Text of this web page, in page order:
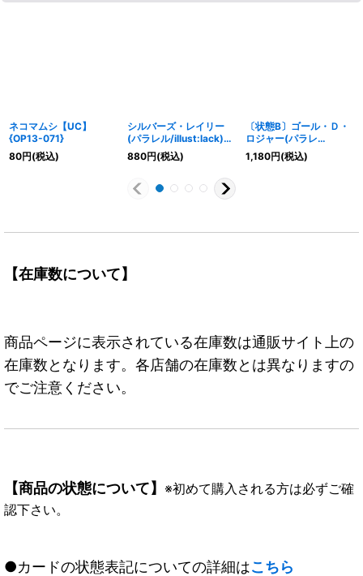
ネコマムシ【UC】
{OP13-071}
80円(税込)
シルバーズ・レイリー
(パラレル/illust:lack)
【SR/P】{OP13-066}
880円(税込)
〔状態B〕ゴール・Ｄ・
ロジャー(パラレ
ル/illust:Akira EGAWA)
【SR/P】{OP13-064}
1,180円(税込)
【在庫数について】
商品ページに表示されている在庫数は通販サイト上の
在庫数となります。各店舗の在庫数とは異なりますの
でご注意ください。
【商品の状態について】 ※初めて購入される方は必ずご確
認下さい。
●カードの状態表記についての詳細はこちら